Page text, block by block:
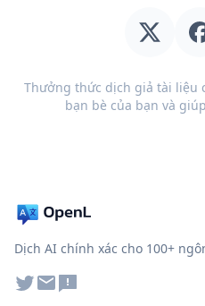
Thưởng thức dịch giả tài liệu
bạn bè của bạn và
Dịch AI chính xác cho 100+